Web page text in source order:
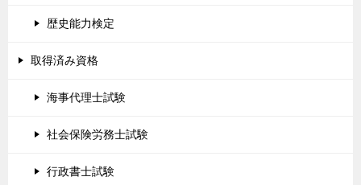
歴史能力検定
取得済み資格
海事代理士試験
社会保険労務士試験
行政書士試験